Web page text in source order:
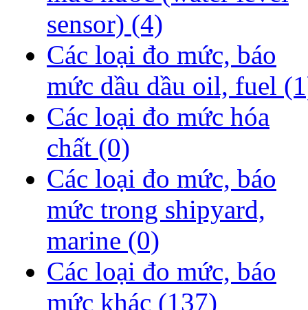
sensor) (4)
Các loại đo mức, báo
mức dầu dầu oil, fuel
Các loại đo mức hóa
chất (0)
Các loại đo mức, báo
mức trong shipyard,
marine (0)
Các loại đo mức, báo
mức khác (137)